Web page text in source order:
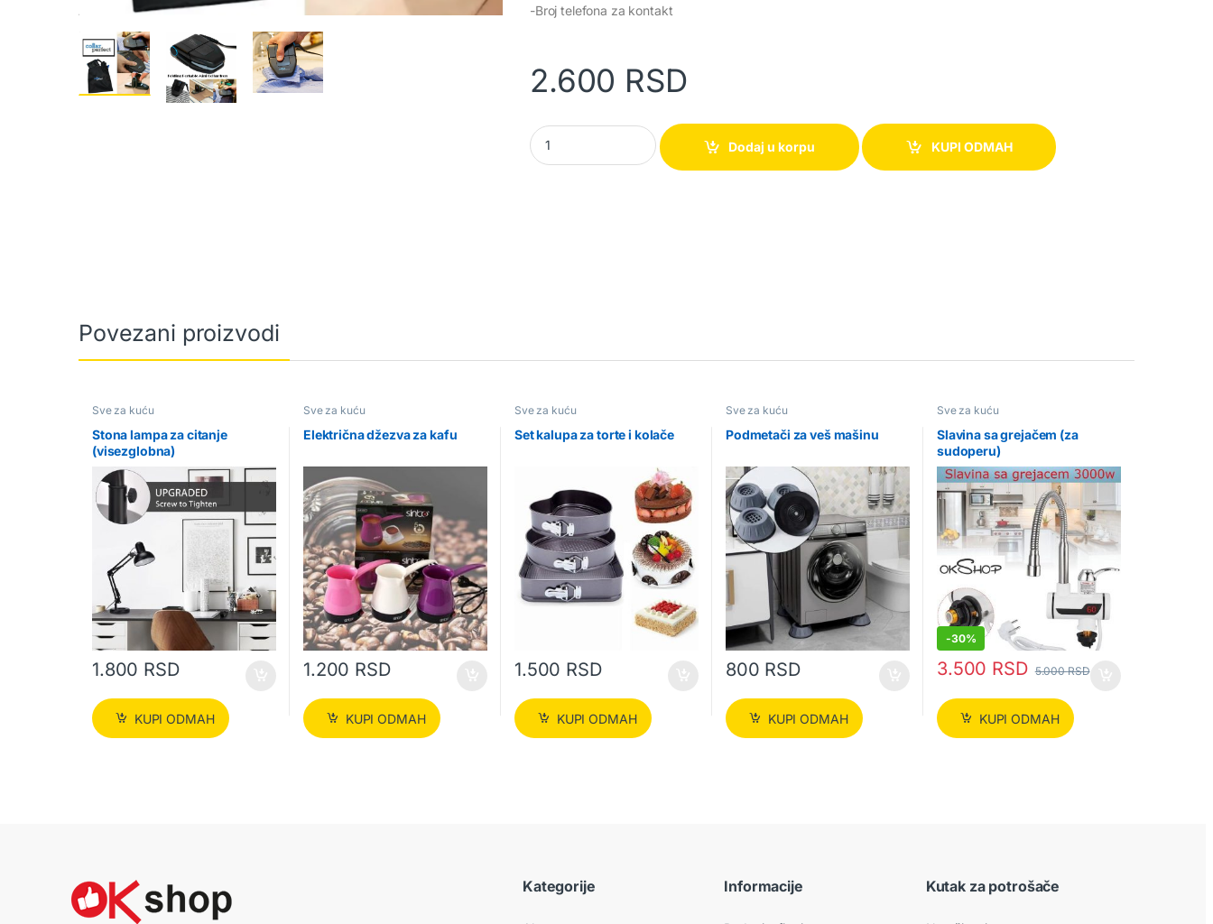
-Broj telefona za kontakt
2.600 RSD
Collar Perfect – Mini putna pegla quantity
Dodaj u korpu
KUPI ODMAH
Povezani proizvodi
Sve za kuću
Stona lampa za citanje
(visezglobna)
1.800 RSD
KUPI ODMAH
Sve za kuću
Električna džezva za kafu
1.200 RSD
KUPI ODMAH
Sve za kuću
Set kalupa za torte i kolače
1.500 RSD
KUPI ODMAH
Sve za kuću
Podmetači za veš mašinu
800 RSD
KUPI ODMAH
Sve za kuću
Slavina sa grejačem (za
sudoperu)
-30%
3.500 RSD 5.000RSD
KUPI ODMAH
Kategorije Informacije Kutak za potrošače